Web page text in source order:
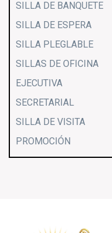
SILLA DE BANQUETE
SILLA DE ESPERA
SILLA PLEGLABLE
SILLAS DE OFICINA
EJECUTIVA
SECRETARIAL
SILLA DE VISITA
PROMOCIÓN